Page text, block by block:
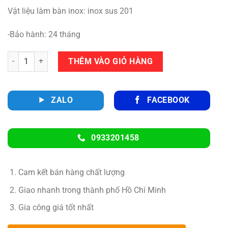
Vật liệu làm bàn inox: inox sus 201
-Bảo hành: 24 tháng
Số lượng THÊM VÀO GIỎ HÀNG
ZALO FACEBOOK
0933201458
Cam kết bán hàng chất lượng
Giao nhanh trong thành phố Hồ Chí Minh
Gia công giá tốt nhất